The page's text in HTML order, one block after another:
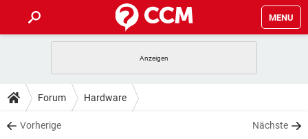
MENU
ANDROID
WINDOWS 10
TIPPS & TRICKS
SPIELE
DOWNLOADS
Forum Hardware
Vorherige Nächste